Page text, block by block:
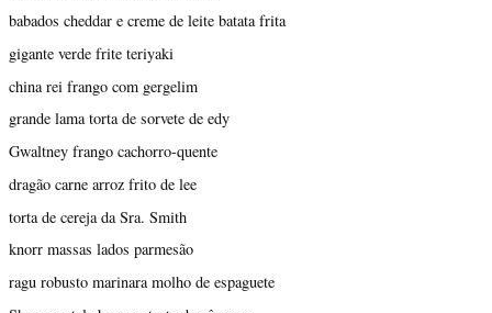
babados cheddar e creme de leite batata frita
gigante verde frite teriyaki
china rei frango com gergelim
grande lama torta de sorvete de edy
Gwaltney frango cachorro-quente
dragão carne arroz frito de lee
torta de cereja da Sra. Smith
knorr massas lados parmesão
ragu robusto marinara molho de espaguete